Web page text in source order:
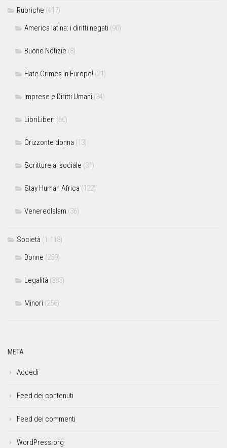
Rubriche (417)
America latina: i diritti negati (90)
Buone Notizie (8)
Hate Crimes in Europe! (21)
Imprese e Diritti Umani (34)
LibriLiberi (60)
Orizzonte donna (13)
Scritture al sociale (31)
Stay Human Africa (122)
VeneredIslam (36)
Società (1.118)
Donne (259)
Legalità (383)
Minori (256)
META
Accedi
Feed dei contenuti
Feed dei commenti
WordPress.org